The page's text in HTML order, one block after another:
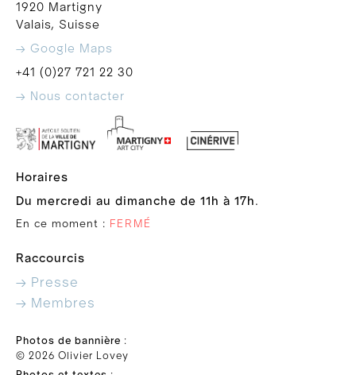
1920 Martigny
Valais, Suisse
→ Google Maps
+41 (0)27 721 22 30
→ Nous contacter
Horaires
Du mercredi au dimanche de 11h à 17h.
En ce moment : FERMÉ
Raccourcis
→ Presse
→ Membres
Photos de bannière :
© 2026 Olivier Lovey